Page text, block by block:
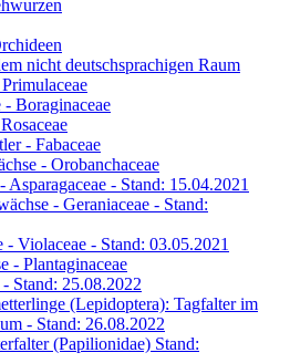
nicht deutschsprachigen Raum
- Boraginaceae
- Fabaceae
- Orobanchaceae
Asparagaceae - Stand: 15.04.2021
- Geraniaceae - Stand:
- Violaceae - Stand: 03.05.2021
- Plantaginaceae
Stand: 25.08.2022
(Lepidoptera): Tagfalter im
- Stand: 26.08.2022
(Papilionidae) Stand: